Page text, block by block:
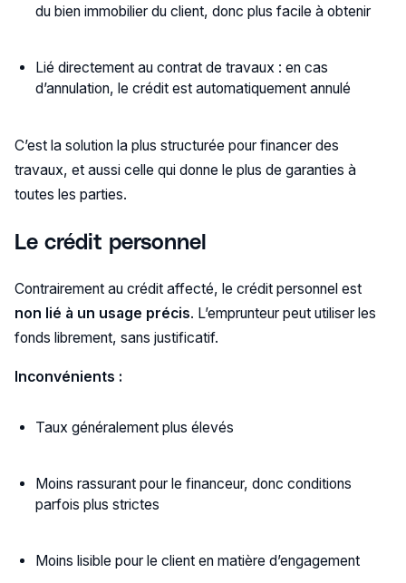
du bien immobilier du client, donc plus facile à obtenir
Lié directement au contrat de travaux : en cas
d’annulation, le crédit est automatiquement annulé
C’est la solution la plus structurée pour financer des
travaux, et aussi celle qui donne le plus de garanties à
toutes les parties.
Le crédit personnel
Contrairement au crédit affecté, le crédit personnel est
non lié à un usage précis. L’emprunteur peut utiliser les
fonds librement, sans justificatif.
Inconvénients :
Taux généralement plus élevés
Moins rassurant pour le financeur, donc conditions
parfois plus strictes
Moins lisible pour le client en matière d’engagement